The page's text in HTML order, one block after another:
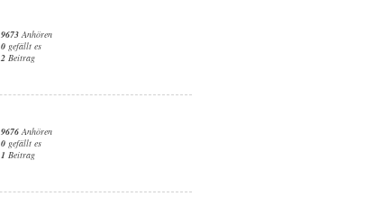
9673Anhören
0 gefällt es
2 Beitrag
9676Anhören
0 gefällt es
1 Beitrag